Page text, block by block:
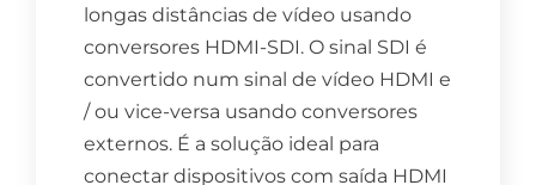
longas distâncias de vídeo usando
conversores HDMI-SDI. O sinal SDI é
convertido num sinal de vídeo HDMI e
/ ou vice-versa usando conversores
externos. É a solução ideal para
conectar dispositivos com saída HDMI